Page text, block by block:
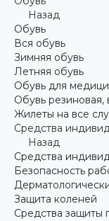
Назад
Обувь
Вся обувь
Зимняя обувь
Летняя обувь
Обувь для
Обувь
Жилеты на все
Средства
Назад
Средства
Безопасность
Защита коленей
Средства защиты